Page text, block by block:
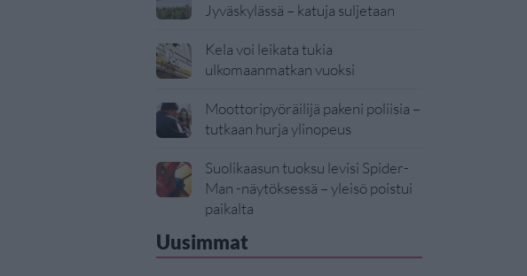
Jyväskylässä – katuja suljetaan
Kela voi leikata tukia
ulkomaanmatkan vuoksi
Moottoripyöräilijä pakeni poliisia –
tutkaan hurja ylinopeus
Suolikaasun tuoksu levisi Spider-
Man -näytöksessä – yleisö poistui
paikalta
Uusimmat